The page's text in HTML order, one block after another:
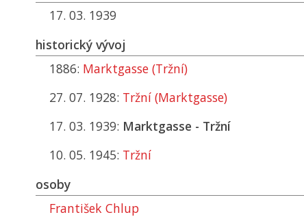
17. 03. 1939
historický vývoj
1886: Marktgasse (Tržní)
27. 07. 1928: Tržní (Marktgasse)
17. 03. 1939: Marktgasse - Tržní
10. 05. 1945: Tržní
osoby
František Chlup